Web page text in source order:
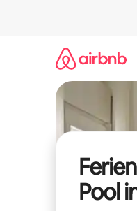
Pool